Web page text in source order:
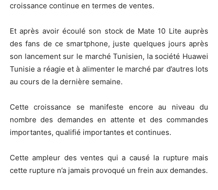
croissance continue en termes de ventes.
Et après avoir écoulé son stock de Mate 10 Lite auprès
des fans de ce smartphone, juste quelques jours après
son lancement sur le marché Tunisien, la société Huawei
Tunisie a réagie et à alimenter le marché par d’autres lots
au cours de la dernière semaine.
Cette croissance se manifeste encore au niveau du
nombre des demandes en attente et des commandes
importantes, qualifié importantes et continues.
Cette ampleur des ventes qui a causé la rupture mais
cette rupture n’a jamais provoqué un frein aux demandes.